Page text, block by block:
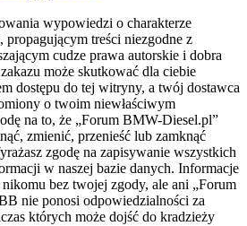
wypowiedzi o charakterze
treści niezgodne z
cudze prawa autorskie i dobra
może skutkować dla ciebie
dostępu do tej witryny, a twój dostawca
o twoim niewłaściwym
na to, że „Forum BMW-Diesel.pl”
zmienić, przenieść lub zamknąć
zgodę na zapisywanie wszystkich
w naszej bazie danych. Informacje
bez twojej zgody, ale ani „Forum
nie ponosi odpowiedzialności za
których może dojść do kradzieży